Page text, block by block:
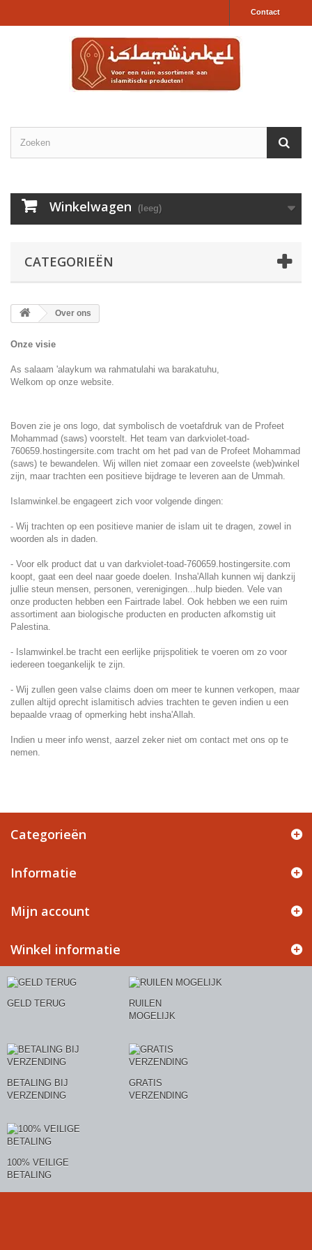
Contact
Winkelwagen (leeg)
CATEGORIEËN
Over ons
Onze visie
As salaam 'alaykum wa rahmatulahi wa barakatuhu,
Welkom op onze website.
Boven zie je ons logo, dat symbolisch de voetafdruk van de Profeet
Mohammad (saws) voorstelt. Het team van darkviolet-toad-
760659.hostingersite.com tracht om het pad van de Profeet Mohammad
(saws) te bewandelen. Wij willen niet zomaar een zoveelste (web)winkel
zijn, maar trachten een positieve bijdrage te leveren aan de Ummah.
Islamwinkel.be engageert zich voor volgende dingen:
- Wij trachten op een positieve manier de islam uit te dragen, zowel in
woorden als in daden.
- Voor elk product dat u van darkviolet-toad-760659.hostingersite.com
koopt, gaat een deel naar goede doelen. Insha'Allah kunnen wij dankzij
jullie steun mensen, personen, verenigingen...hulp bieden. Vele van
onze producten hebben een Fairtrade label. Ook hebben we een ruim
assortiment aan biologische producten en producten afkomstig uit
Palestina.
- Islamwinkel.be tracht een eerlijke prijspolitiek te voeren om zo voor
iedereen toegankelijk te zijn.
- Wij zullen geen valse claims doen om meer te kunnen verkopen, maar
zullen altijd oprecht islamitisch advies trachten te geven indien u een
bepaalde vraag of opmerking hebt insha'Allah.
Indien u meer info wenst, aarzel zeker niet om contact met ons op te
nemen.
Categorieën
Informatie
Mijn account
Winkel informatie
GELD TERUG
RUILEN
MOGELIJK
BETALING BIJ
VERZENDING
GRATIS
VERZENDING
100% VEILIGE
BETALING